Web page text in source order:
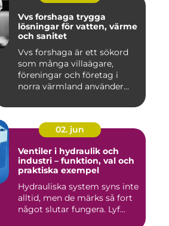
Vvs forshaga trygga
lösningar för vatten, värme
och sanitet
Vvs forshaga är ett sökord
som många villaägare,
föreningar och företag i
norra värmland använder
02. jun
Ventiler i hydraulik och
industri – funktion, val och
praktiska exempel
Hydrauliska system syns inte
alltid, men de märks så fort
något slutar fungera. Lyf...